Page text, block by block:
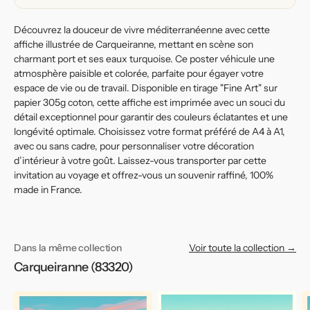
Découvrez la douceur de vivre méditerranéenne avec cette
affiche illustrée de Carqueiranne, mettant en scène son
charmant port et ses eaux turquoise. Ce poster véhicule une
atmosphère paisible et colorée, parfaite pour égayer votre
espace de vie ou de travail. Disponible en tirage "Fine Art" sur
papier 305g coton, cette affiche est imprimée avec un souci du
détail exceptionnel pour garantir des couleurs éclatantes et une
longévité optimale. Choisissez votre format préféré de A4 à A1,
avec ou sans cadre, pour personnaliser votre décoration
d’intérieur à votre goût. Laissez-vous transporter par cette
invitation au voyage et offrez-vous un souvenir raffiné, 100%
made in France.
Dans la même collection
Carqueiranne (83320)
Voir toute la collection →
Affiche
Affiche